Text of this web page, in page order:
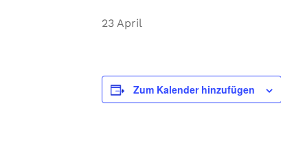
23 April
Zum Kalender hinzufügen